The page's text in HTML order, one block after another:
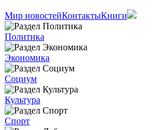
Мир новостейКонтактыКниги
Политика
Экономика
Социум
Культура
Спорт